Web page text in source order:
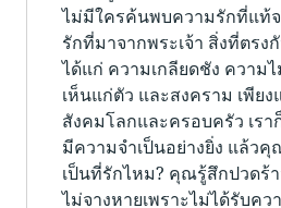
ไม่มีใครค้นพบความรักที่แท้จ
รักที่มาจากพระเจ้า สิ่งที่ตร
ได้แก่ ความเกลียดชัง ความไ
เห็นแก่ตัว และสงคราม เพีย
สังคมโลกและครอบครัว เรา
มีความจำเป็นอย่างยิ่ง แล้
เป็นที่รักไหม? คุณรู้สึกปวดร้
ไม่จางหายเพราะไม่ได้รับค